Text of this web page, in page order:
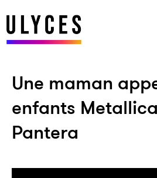
Une maman
enfants
Pantera